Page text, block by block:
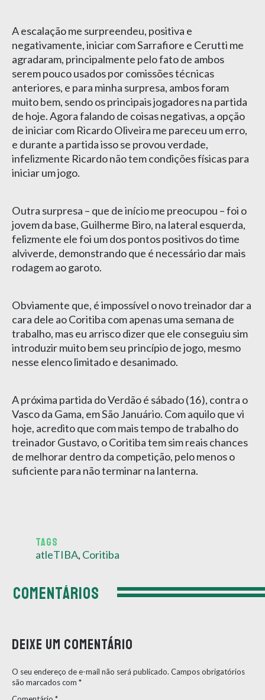
A escalação me surpreendeu, positiva e
negativamente, iniciar com Sarrafiore e Cerutti me
agradaram, principalmente pelo fato de ambos
serem pouco usados por comissões técnicas
anteriores, e para minha surpresa, ambos foram
muito bem, sendo os principais jogadores na partida
de hoje. Agora falando de coisas negativas, a opção
de iniciar com Ricardo Oliveira me pareceu um erro,
e durante a partida isso se provou verdade,
infelizmente Ricardo não tem condições físicas para
iniciar um jogo.
Outra surpresa – que de início me preocupou – foi o
jovem da base, Guilherme Biro, na lateral esquerda,
felizmente ele foi um dos pontos positivos do time
alviverde, demonstrando que é necessário dar mais
rodagem ao garoto.
Obviamente que, é impossível o novo treinador dar a
cara dele ao Coritiba com apenas uma semana de
trabalho, mas eu arrisco dizer que ele conseguiu sim
introduzir muito bem seu princípio de jogo, mesmo
nesse elenco limitado e desanimado.
A próxima partida do Verdão é sábado (16), contra o
Vasco da Gama, em São Januário. Com aquilo que vi
hoje, acredito que com mais tempo de trabalho do
treinador Gustavo, o Coritiba tem sim reais chances
de melhorar dentro da competição, pelo menos o
suficiente para não terminar na lanterna.
TAGS
atleTIBA, Coritiba
COMENTÁRIOS
Deixe um comentário
O seu endereço de e-mail não será publicado. Campos obrigatórios
são marcados com *